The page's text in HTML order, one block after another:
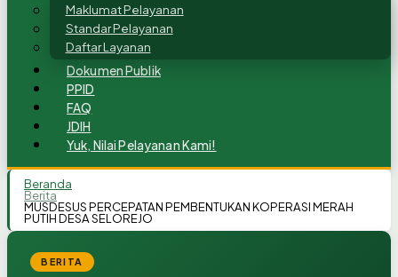
Maklumat Pelayanan
Standar Pelayanan
Daftar Layanan
Dokumen Publik
PPID
FAQ
JDIH
Yuk, Nilai Pelayanan Kami!
Beranda
Berita
MUSDESUS PERCEPATAN PEMBENTUKAN KOPERASI MERAH
PUTIH DESA SELOREJO
BERITA